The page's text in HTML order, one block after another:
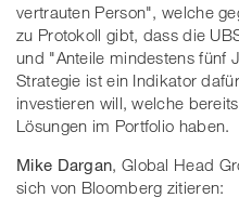
vertrauten Person", welche
zu Protokoll gibt, dass die
und "Anteile mindestens fünf
Strategie ist ein Indikator
investieren will, welche
Lösungen im Portfolio haben.
Mike Dargan, Global Head
sich von Bloomberg zitieren: